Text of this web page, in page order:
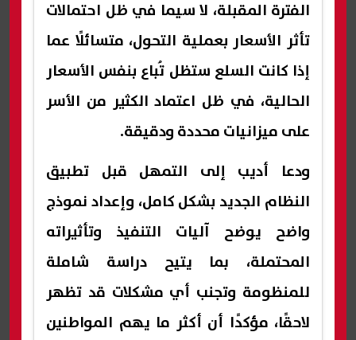
الفترة المقبلة، لا سيما في ظل احتمالات
تأثر الأسعار بعملية التحول، متسائلًا عما
إذا كانت السلع ستظل تُباع بنفس الأسعار
الحالية، في ظل اعتماد الكثير من الأسر
على ميزانيات محددة ودقيقة.
ودعا أديب إلى التمهل قبل تطبيق
النظام الجديد بشكل كامل، وإعداد نموذج
واضح يوضح آليات التنفيذ وتأثيراته
المحتملة، بما يتيح دراسة شاملة
للمنظومة وتجنب أي مشكلات قد تظهر
لاحقًا، مؤكدًا أن أكثر ما يهم المواطنين